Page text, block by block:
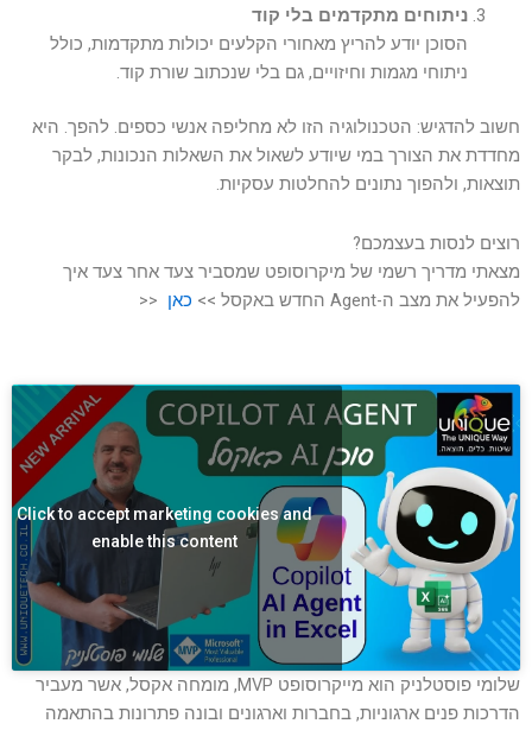
ניתוחים מתקדמים בלי קוד
הסוכן יודע להריץ מאחורי הקלעים יכולות מתקדמות, כולל
ניתוחי מגמות וחיזויים, גם בלי שנכתוב שורת קוד.
חשוב להדגיש: הטכנולוגיה הזו לא מחליפה אנשי כספים. להפך. היא
מחדדת את הצורך במי שיודע לשאול את השאלות הנכונות, לבקר
תוצאות, ולהפוך נתונים להחלטות עסקיות.
רוצים לנסות בעצמכם?
מצאתי מדריך רשמי של מיקרוסופט שמסביר צעד אחר צעד איך
להפעיל את מצב ה-Agent החדש באקסל >>
כאן <<
Click to accept marketing cookies and
enable this content
שלומי פוסטלניק הוא מייקרוסופט MVP, מומחה אקסל, אשר מעביר
הדרכות פנים ארגוניות, בחברות וארגונים ובונה פתרונות בהתאמה